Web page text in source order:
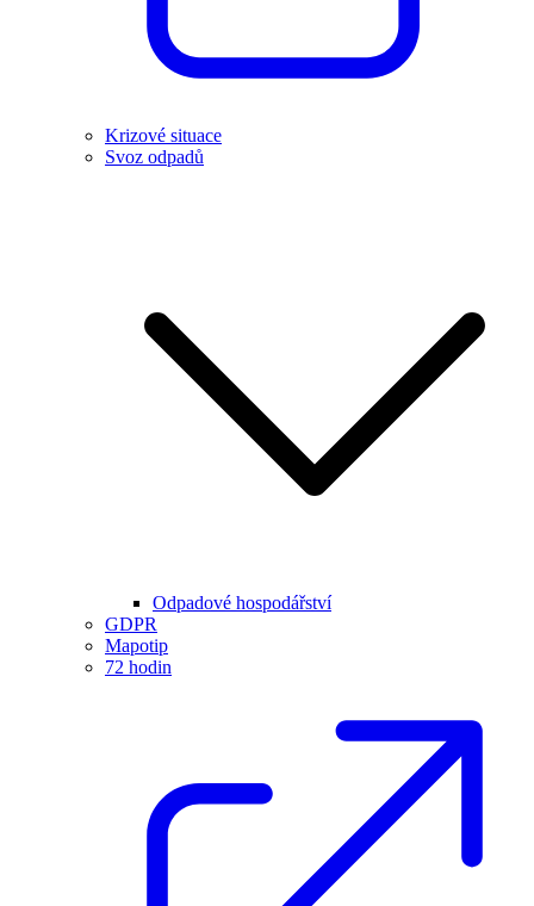
Krizové situace
Svoz odpadů
Odpadové hospodářství
GDPR
Mapotip
72 hodin